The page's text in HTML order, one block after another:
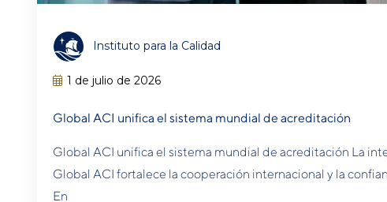
Instituto para la Calidad
1 de julio de 2026
Global ACI unifica el sistema mundial de acreditación
Global ACI unifica el sistema mundial de acreditación La
Global ACI fortalece la cooperación internacional y la
En